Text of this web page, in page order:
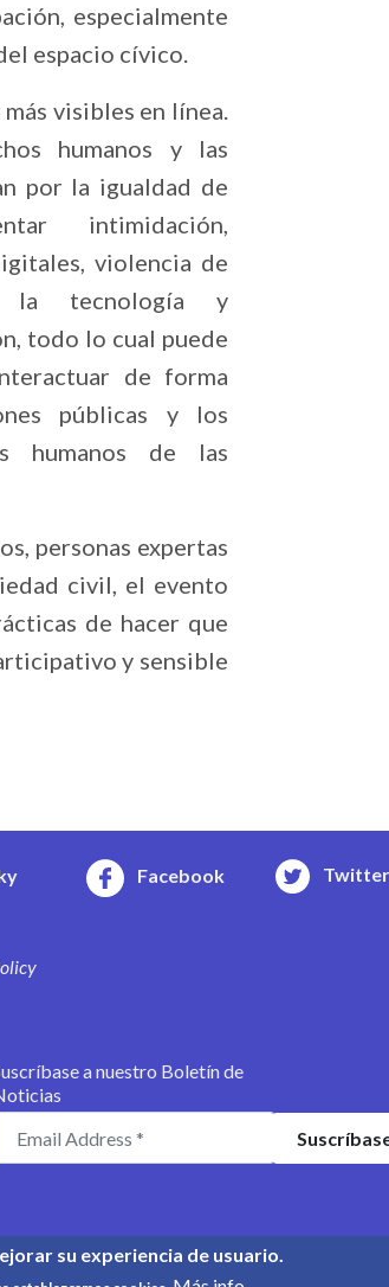
especialmente
espacio cívico.
visibles en línea.
humanos y las
por la igualdad de
intimidación,
violencia de
la tecnología y
todo lo cual puede
de forma
públicas y los
humanos de las
personas expertas
civil, el evento
de hacer que
y sensible
Facebook Twitter
a nuestro Boletín de
© Copyright 2008-
su experiencia de usuario.